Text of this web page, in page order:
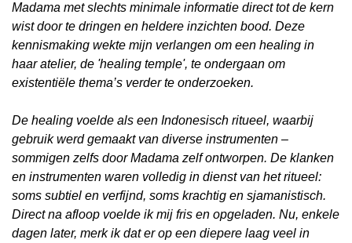
Madama met slechts minimale informatie direct tot de kern
wist door te dringen en heldere inzichten bood. Deze
kennismaking wekte mijn verlangen om een healing in
haar atelier, de 'healing temple', te ondergaan om
existentiële thema’s verder te onderzoeken.
De healing voelde als een Indonesisch ritueel, waarbij
gebruik werd gemaakt van diverse instrumenten –
sommigen zelfs door Madama zelf ontworpen. De klanken
en instrumenten waren volledig in dienst van het ritueel:
soms subtiel en verfijnd, soms krachtig en sjamanistisch.
Direct na afloop voelde ik mij fris en opgeladen. Nu, enkele
dagen later, merk ik dat er op een diepere laag veel in